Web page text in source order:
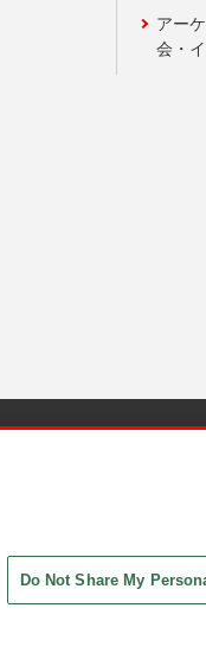
アー
会・
Do Not Share My